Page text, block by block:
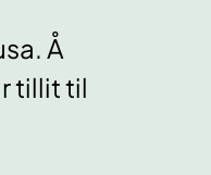
Å
tillit til